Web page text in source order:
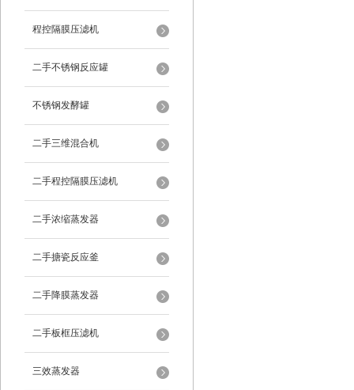
程控隔膜压滤机
二手不锈钢反应罐
不锈钢发酵罐
二手三维混合机
二手程控隔膜压滤机
二手浓缩蒸发器
二手搪瓷反应釜
二手降膜蒸发器
二手板框压滤机
三效蒸发器